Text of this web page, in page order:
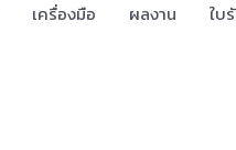
เครื่องมือ ผลงาน ใบ